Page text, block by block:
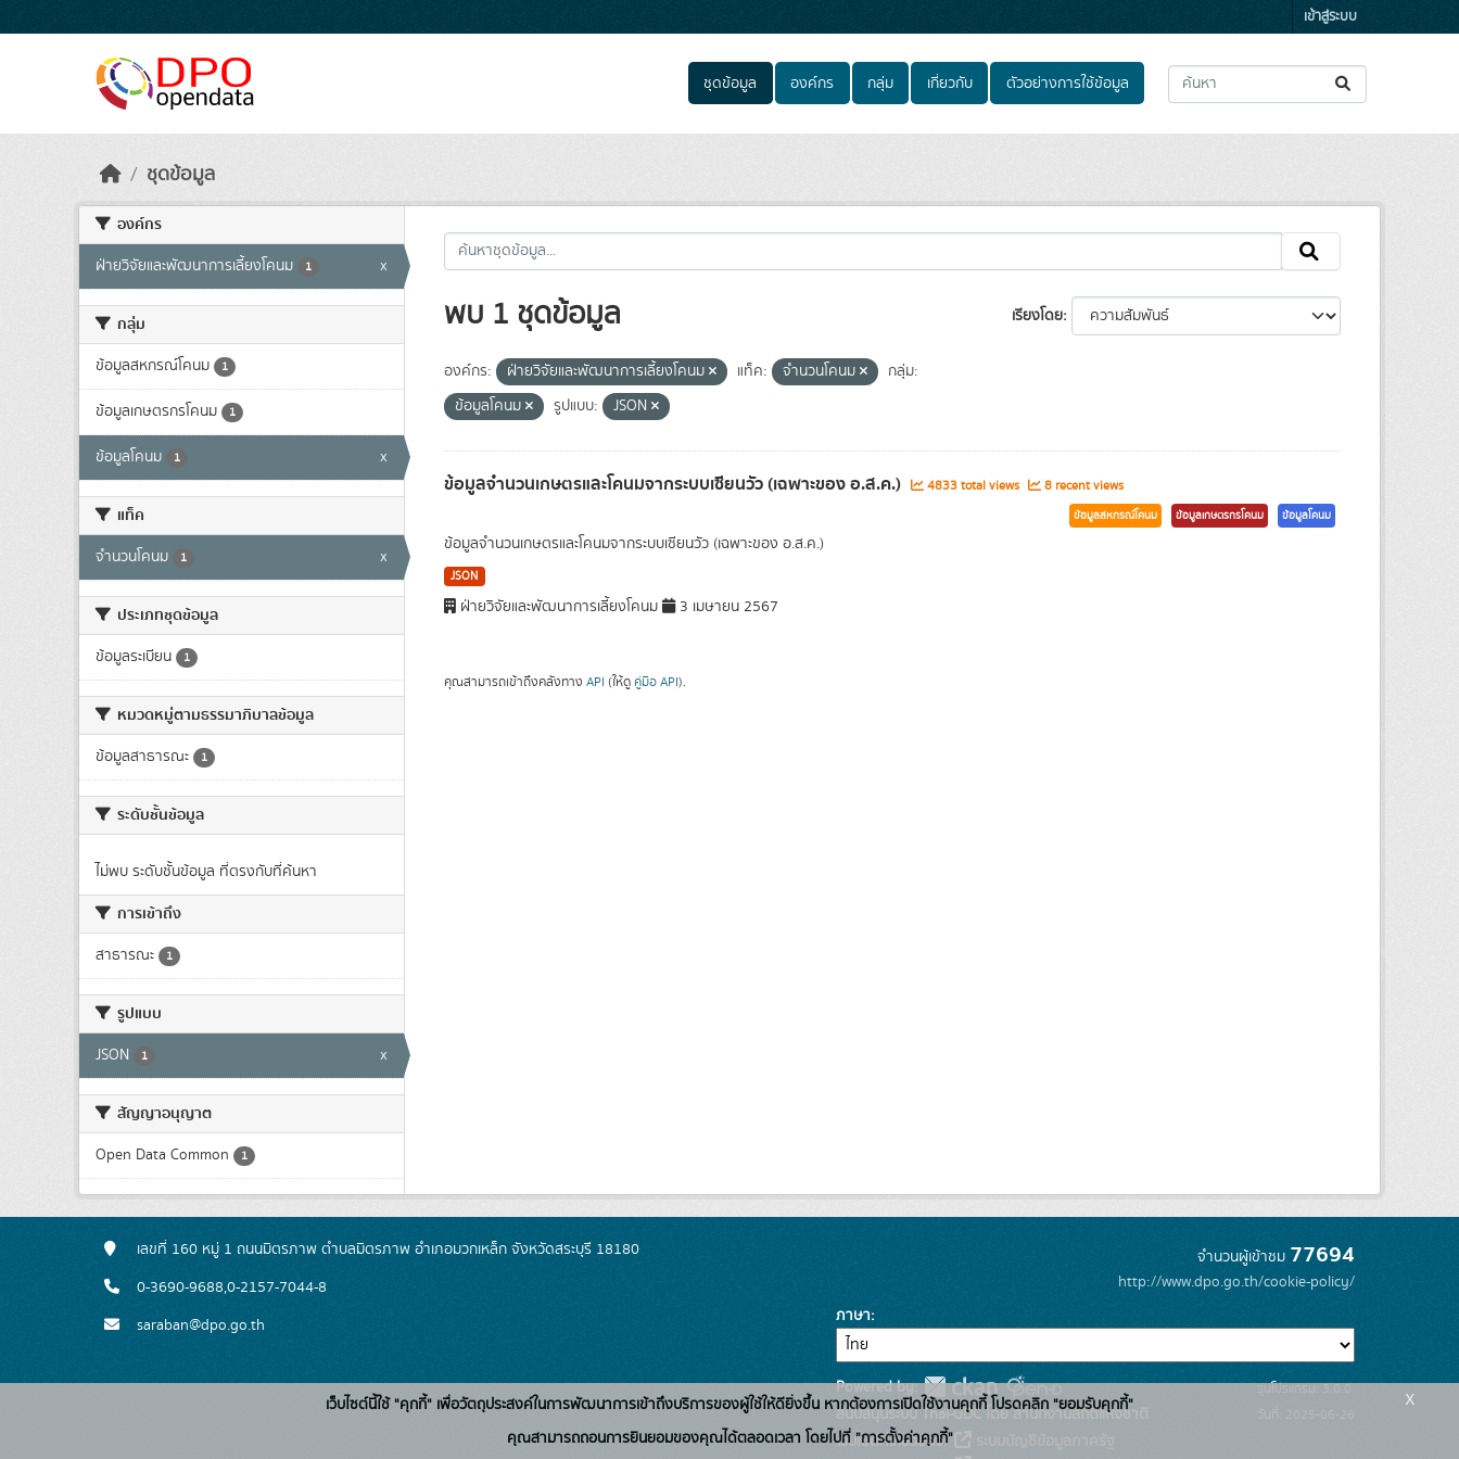
เข้าสู่ระบบ
ชุดข้อมูล องค์กร กลุ่ม เกี่ยวกับ ตัวอย่างการใช้ข้อมูล
ชุดข้อมูล
องค์กร
ฝ่ายวิจัยและพัฒนาการเลี้ยงโคนม 1 x
กลุ่ม
ข้อมูลสหกรณ์โคนม 1
ข้อมูลเกษตรกรโคนม 1
ข้อมูลโคนม 1 x
แท็ค
จำนวนโคนม 1 x
ประเภทชุดข้อมูล
ข้อมูลระเบียน 1
หมวดหมู่ตามธรรมาภิบาลข้อมูล
ข้อมูลสาธารณะ 1
ระดับชั้นข้อมูล
ไม่พบ ระดับชั้นข้อมูล ที่ตรงกับที่ค้นหา
การเข้าถึง
สาธารณะ 1
รูปแบบ
JSON 1 x
สัญญาอนุญาต
Open Data Common 1
เรียงโดย
พบ 1 ชุดข้อมูล
องค์กร: ฝ่ายวิจัยและพัฒนาการเลี้ยงโคนม แท็ค: จำนวนโคนม
กลุ่ม:
ข้อมูลโคนม
รูปแบบ: JSON
ข้อมูลจำนวนเกษตรและโคนมจากระบบเซียนวัว (เฉพาะของ อ.ส.ค.) 4833 total views 8 recent views
ข้อมูลสหกรณ์โคนม ข้อมูลเกษตรกรโคนม ข้อมูลโคนม
ข้อมูลจำนวนเกษตรและโคนมจากระบบเซียนวัว (เฉพาะของ อ.ส.ค.)
JSON
ฝ่ายวิจัยและพัฒนาการเลี้ยงโคนม 3 เมษายน 2567
คุณสามารถเข้าถึงคลังทาง API (ให้ดู คู่มือ API).
เลขที่ 160 หมู่ 1 ถนนมิตรภาพ ตำบลมิตรภาพ อำเภอมวกเหล็ก จังหวัดสระบุรี 18180
0-3690-9688,0-2157-7044-8
saraban@dpo.go.th
จำนวนผู้เข้าชม 77694
http://www.dpo.go.th/cookie-policy/
ภาษา
Powered by:
สนับสนุนระบบ Thai-GDC โดย สำนักงานสถิติแห่งชาติ
เว็บไซต์ที่เกี่ยวข้อง:
รุ่นโปรแกรม: 3.0.0
วันที่: 2025-06-26
เว็บไซต์นี้ใช้ "คุกกี้" เพื่อวัตถุประสงค์ในการพัฒนาการเข้าถึงบริการของผู้ใช้ให้ดียิ่งขึ้น หากต้องการเปิดใช้งานคุกกี้ โปรดคลิก "ยอมรับคุกกี้"
คุณสามารถถอนการยินยอมของคุณได้ตลอดเวลา โดยไปที่ "การตั้งค่าคุกกี้"
x